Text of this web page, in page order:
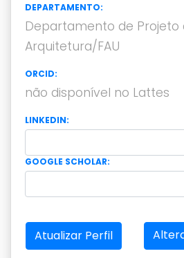
DEPARTAMENTO:
Departamento de Projeto
Arquitetura/FAU
ORCID:
não disponível no Lattes
LINKEDIN:
GOOGLE SCHOLAR:
Atualizar Perfil